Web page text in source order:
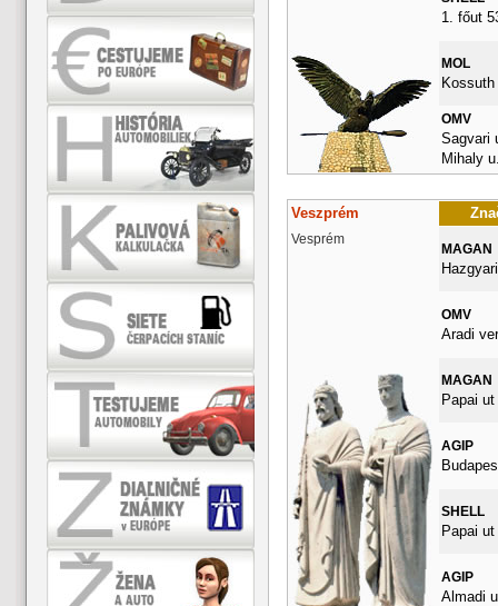
1. főut
MOL
OMV
Sagvari
Mihaly
Veszprém
Vesprém
MAGAN
OMV
Aradi
MAGAN
Papai ut
AGIP
SHELL
Papai ut
AGIP
Almadi